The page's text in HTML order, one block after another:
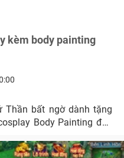
kèm body painting
Thần bất ngờ dành tặng
Body Painting đẹp